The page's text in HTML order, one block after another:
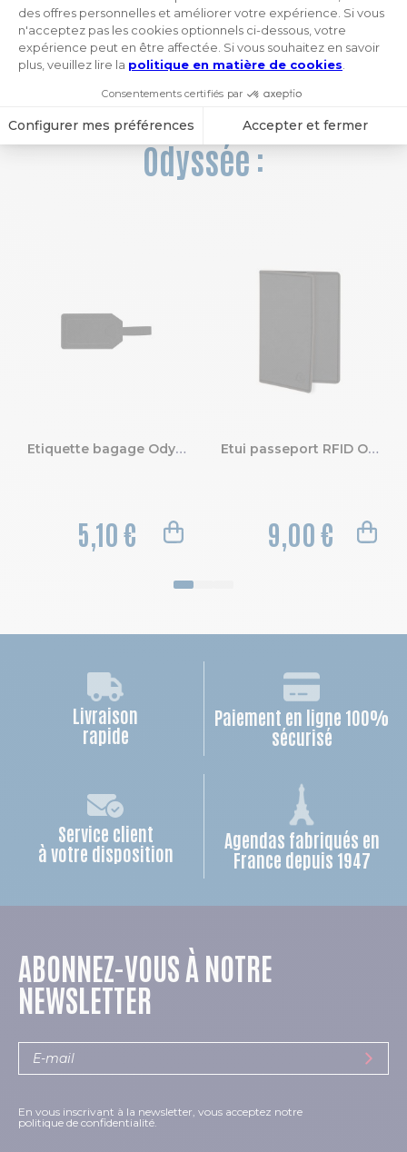
1 / 16
Vous aimerez aussi ces
produits de la collection
Odyssée :
Etiquette bagage Odyssée
5,10 €
Etui passeport RFID Odyssée.
9,00 €
Livraison
rapide
Paiement en ligne 100%
sécurisé
Service client
à votre disposition
Agendas fabriqués en
France depuis 1947
ABONNEZ-VOUS À NOTRE
NEWSLETTER
En vous inscrivant à la newsletter, vous acceptez notre
politique de confidentialité.